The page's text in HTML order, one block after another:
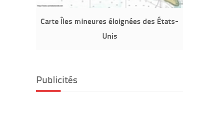
Carte Îles mineures éloignées des États-
Unis
Publicités